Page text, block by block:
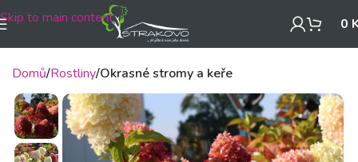
Skip to main content 0
Domů Rostliny Okrasné stromy a keře